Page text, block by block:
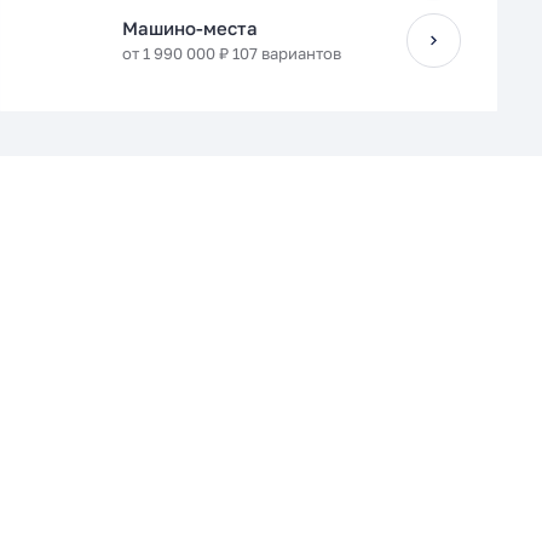
Машино-места
от 1 990 000 ₽ 107 вариантов